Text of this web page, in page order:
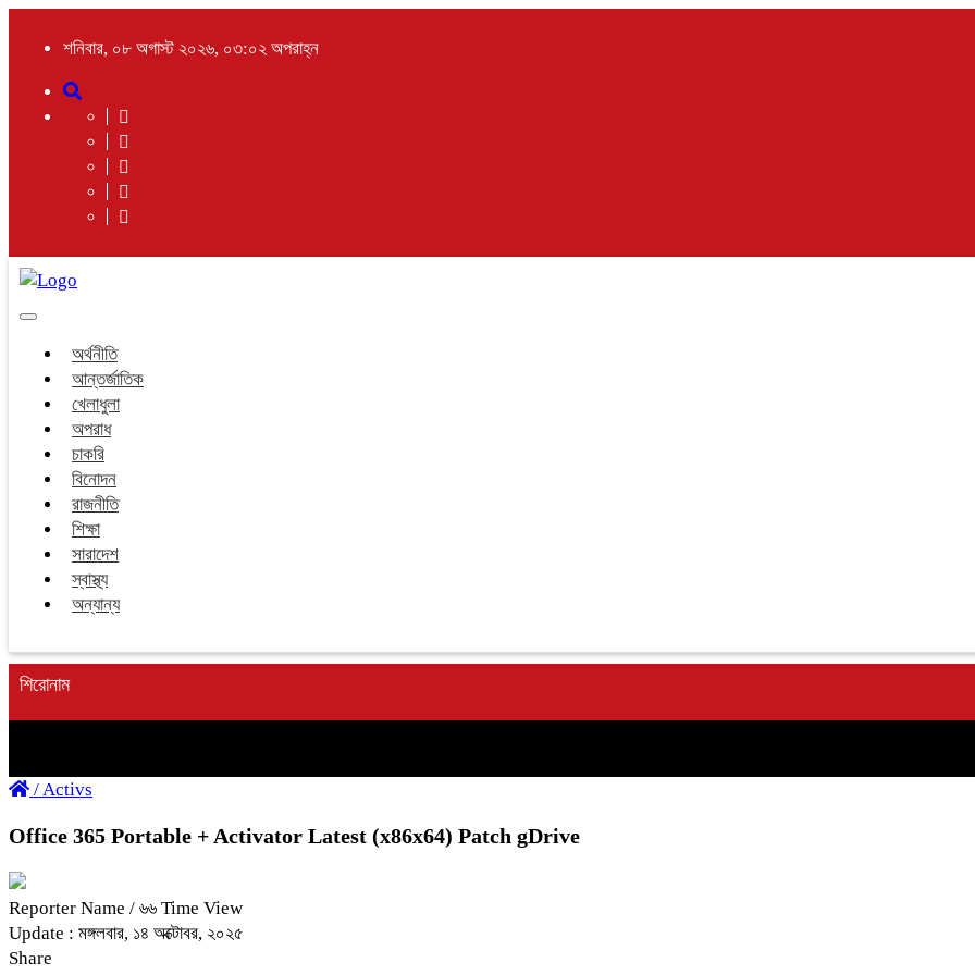
শনিবার, ০৮ অগাস্ট ২০২৬, ০৩:০২ অপরাহ্ন
Toggle
অর্থনীতি
আন্তর্জাতিক
খেলাধুলা
অপরাধ
চাকরি
বিনোদন
রাজনীতি
শিক্ষা
সারাদেশ
স্বাস্থ্য
অন্যান্য
শিরোনাম
/Activs
Office 365 Portable + Activator Latest (x86x64) Patch gDrive
Reporter Name / ৬৬ Time View
Update : মঙ্গলবার, ১৪ অক্টোবর, ২০২৫
Share